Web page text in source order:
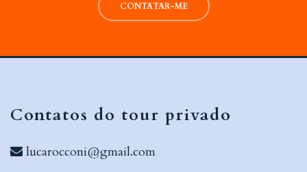
CONTATAR-ME
Contatos do tour privado
lucarocconi@gmail.com